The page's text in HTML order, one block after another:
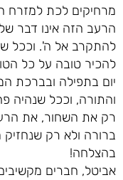
מרחיקים לכת למזרח
הרעב הזה אינו דבר
להתקרב אל ה'. וככל
להכיר טובה על כל
יום בתפילה ובברכת
והתורה, וככל שנהיה
רק את השחור, את הרע
ברורה ולא רק
בהצלחה!
אביטל, חברים